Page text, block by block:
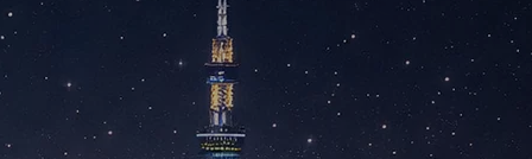
秘伝公開！吉凶カレンダー